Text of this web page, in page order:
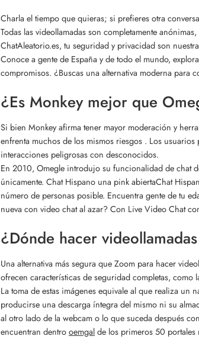
Charla el tiempo que quieras; si prefieres otra
Todas las videollamadas son completamente
ChatAleatorio.es, tu seguridad y privacidad son
Conoce a gente de España y de todo el mundo,
compromisos. ¿Buscas una alternativa moderna para
¿Es Monkey mejor que
Si bien Monkey afirma tener mayor moderación y
enfrenta muchos de los mismos riesgos . Los
interacciones peligrosas con desconocidos.
En 2010, Omegle introdujo su funcionalidad de chat
únicamente. Chat Hispano una pink abiertaChat
número de personas posible. Encuentra gente de tu
nueva con video chat al azar? Con Live Video Chat
¿Dónde hacer
Una alternativa más segura que Zoom para hacer
ofrecen características de seguridad completas, como
La toma de estas imágenes equivale al que realiza
producirse una descarga íntegra del mismo ni su
al otro lado de la webcam o lo que suceda después
encuentran dentrooemgalde los primeros 50 portales